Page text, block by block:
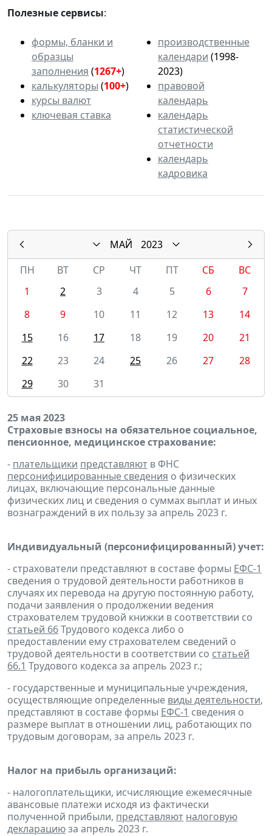
Полезные сервисы:
формы, бланки и
образцы
заполнения (1267+)
калькуляторы (100+)
курсы валют
ключевая ставка
производственные
календари (1998-
2023)
правовой
календарь
календарь
статистической
отчетности
календарь
кадровика
МАЙ
2023
ПН
ВТ СР ЧТ ПТ СБ
ВС
1
2 3 4 5 6
7
8
9 10 11 12 13
14
15
16 17 18 19 20
21
22
23 24 25 26 27
28
29
30 31
25 мая 2023
Страховые взносы на обязательное социальное,
пенсионное, медицинское страхование:
- плательщики представляют в ФНС
персонифицированные сведения о физических
лицах, включающие персональные данные
физических лиц и сведения о суммах выплат и иных
вознаграждений в их пользу за апрель 2023 г.
Индивидуальный (персонифицированный) учет:
- страхователи представляют в составе формы ЕФС-1
сведения о трудовой деятельности работников в
случаях их перевода на другую постоянную работу,
подачи заявления о продолжении ведения
страхователем трудовой книжки в соответствии со
статьей 66Трудового кодекса либо о
предоставлении ему страхователем сведений о
трудовой деятельности в соответствии со статьей
66.1 Трудового кодекса за апрель 2023 г.;
- государственные и муниципальные учреждения,
осуществляющие определенные виды деятельности,
представляют в составе формы ЕФС-1 сведения о
размере выплат в отношении лиц, работающих по
трудовым договорам, за апрель 2023 г.
Налог на прибыль организаций:
- налогоплательщики, исчисляющие ежемесячные
авансовые платежи исходя из фактически
полученной прибыли, представляют налоговую
декларациюза апрель 2023 г.